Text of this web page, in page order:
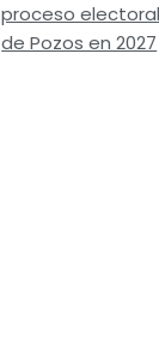
proceso
de Pozos en 2027